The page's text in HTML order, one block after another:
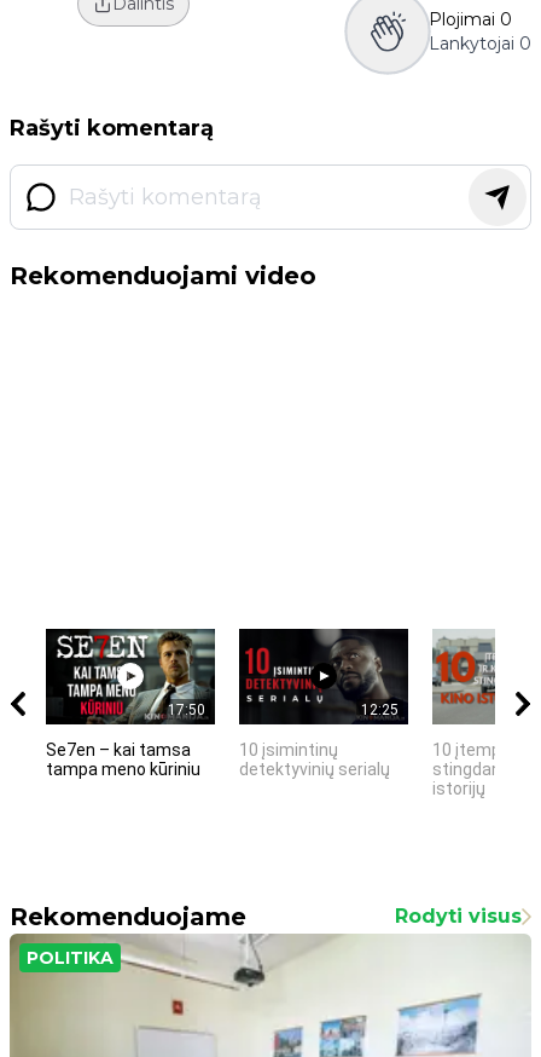
Plojimai 0
Lankytojai 0
Rašyti komentarą
Rekomenduojami video
17:50
Se7en – kai tamsa
tampa meno kūriniu
12:25
10 įsimintinų
detektyvinių serialų
10 įtemptų,
stingdančių
istorijų
Rekomenduojame Rodyti visus
POLITIKA